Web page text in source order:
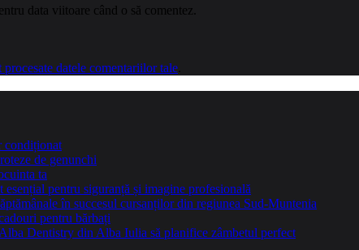
data viitoare când o să comentez.
datele comentariilor tale
condiționat
de genunchi
ta
pentru siguranță și imagine profesională
în succesul cursanților din regiunea Sud-Muntenia
pentru bărbați
Dentistry din Alba Iulia să planifice zâmbetul perfect